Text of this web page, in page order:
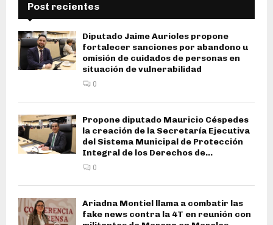
Post recientes
Diputado Jaime Aurioles propone
fortalecer sanciones por abandono u
omisión de cuidados de personas en
situación de vulnerabilidad
0
Propone diputado Mauricio Céspedes
la creación de la Secretaría Ejecutiva
del Sistema Municipal de Protección
Integral de los Derechos de...
0
Ariadna Montiel llama a combatir las
fake news contra la 4T en reunión con